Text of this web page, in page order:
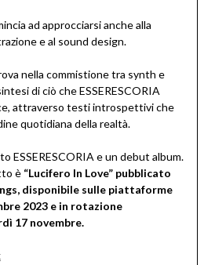
ad approcciarsi anche alla
e al sound design.
nella commistione tra synth e
di ciò che ESSERESCORIA
attraverso testi introspettivi che
quotidiana della realtà.
ESSERESCORIA e un debut album.
è “Lucifero In Love” pubblicato
disponibile sulle piattaforme
2023 e in rotazione
17 novembre.